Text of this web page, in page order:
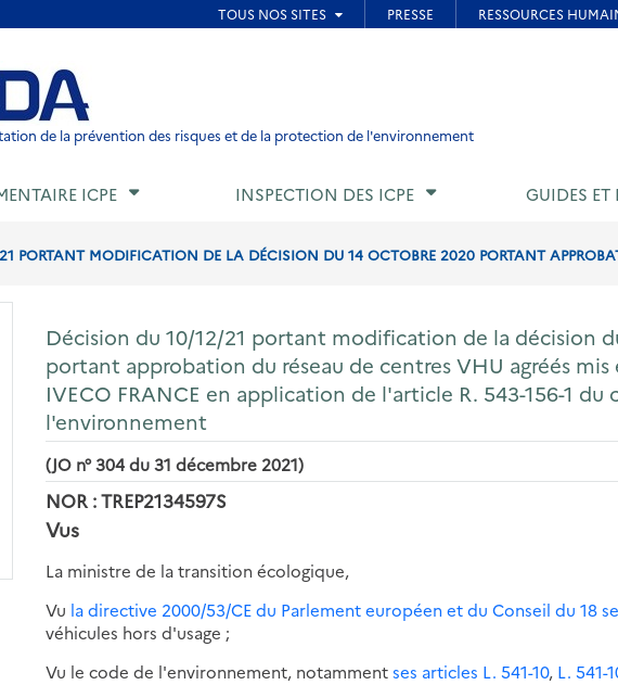
de page
de la prévention des risques et de la protection de l'environnement
ICPE INSPECTION DES ICPE GUIDES ET
PORTANT MODIFICATION DE LA DÉCISION DU 14 OCTOBRE 2020 PORTANT
Décision du 10/12/21 portant modification de la décision
portant approbation du réseau de centres VHU agréés mis
IVECO FRANCE en application de l'article R. 543-156-1 du
l'environnement
(JO n° 304 du 31 décembre 2021)
NOR : TREP2134597S
Vus
La ministre de la transition écologique,
Vu la directive 2000/53/CE du Parlement européen et du Conseil du 18
véhicules hors d'usage ;
Vu le code de l'environnement, notammentses articles L. 541-10, L. 541-